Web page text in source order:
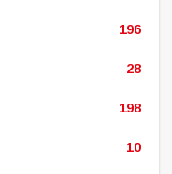
196
28
198
10